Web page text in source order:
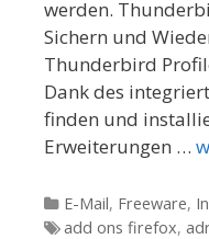
werden.
Sichern und
Thunderbird
Dank des
finden und
Erweiterungen …
Kategorien
E-Mail, Freeware,
Tags
add ons firefox,